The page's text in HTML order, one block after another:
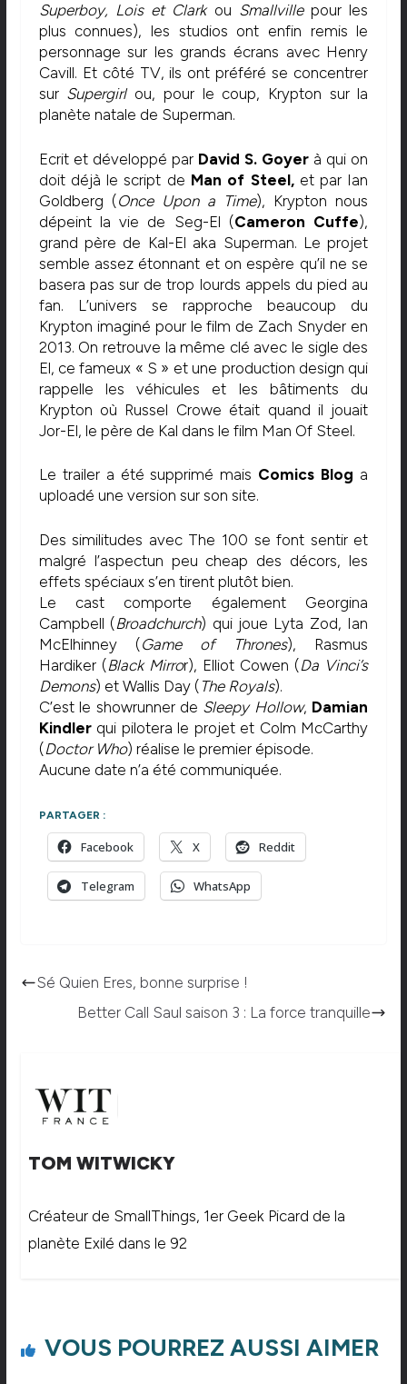
Superboy, Lois et Clark ou Smallvillepour les
plus connues), les studios ont enfin remis le
personnage sur les grands écrans avec Henry
Cavill. Et côté TV, ils ont préféré se concentrer
sur Supergirlou, pour le coup, Krypton sur la
planète natale de Superman.
Ecrit et développé parDavid S. Goyer à qui on
doit déjà le script de Man of Steel,et par Ian
Goldberg (Once Upon a Time), Krypton nous
dépeint la vie de Seg-El (Cameron Cuffe),
grand père de Kal-El aka Superman. Le projet
semble assez étonnant et on espère qu’il ne se
basera pas sur de trop lourds appels du pied au
fan. L’univers se rapproche beaucoup du
Krypton imaginé pour le film de Zach Snyder en
2013. On retrouve la même clé avec le sigle des
El, ce fameux « S » et une production design qui
rappelle les véhicules et les bâtiments du
Krypton où Russel Crowe était quand il jouait
Jor-El, le père de Kal dans le film Man Of Steel.
Le trailer a été supprimé mais Comics Blog a
uploadé une version sur son site.
Des similitudes avec The 100 se font sentir et
malgré l’aspectun peu cheap des décors, les
effets spéciaux s’en tirent plutôt bien.
Le cast comporte également Georgina
Campbell (Broadchurch) qui joue Lyta Zod, Ian
McElhinney (Game of Thrones), Rasmus
Hardiker (Black Mirror), Elliot Cowen (Da Vinci’s
Demons) et Wallis Day ( The Royals).
C’est le showrunner de Sleepy Hollow, Damian
Kindlerqui pilotera le projet et Colm McCarthy
(Doctor Who) réalise le premier épisode.
Aucune date n’a été communiquée.
PARTAGER :
Facebook X Reddit
Telegram WhatsApp
Sé Quien Eres, bonne surprise !
Better Call Saul saison 3 : La force tranquille
TOM WITWICKY
Créateur de SmallThings, 1er Geek Picard de la
planète Exilé dans le 92
VOUS POURREZ AUSSI AIMER